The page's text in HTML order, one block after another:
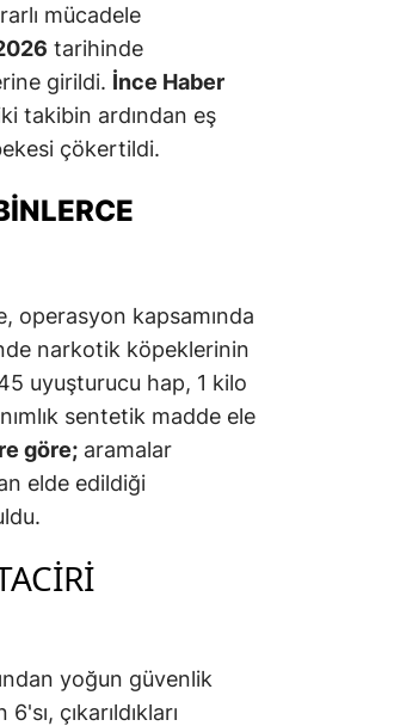
mücadele
tarihinde
girildi. İnce Haber
takibin ardından eş
çökertildi.
operasyon kapsamında
narkotik köpeklerinin
uyuşturucu hap, 1 kilo
sentetik madde ele
göre; aramalar
elde edildiği
yoğun güvenlik
çıkarıldıkları